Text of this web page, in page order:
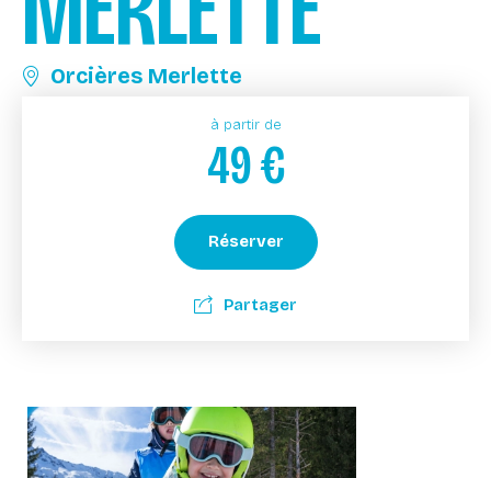
Orcières Merlette
à partir de
49€
Réserver
Partager